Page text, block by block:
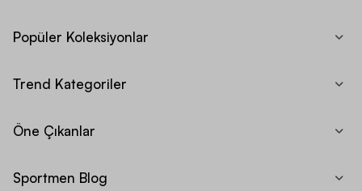
Popüler Koleksiyonlar
Trend Kategoriler
Öne Çıkanlar
Sportmen Blog